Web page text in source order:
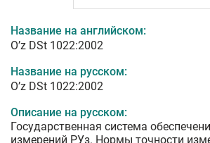
Название на английском:
O’z DSt 1022:2002
Название на русском:
O’z DSt 1022:2002
Описание на русском:
Государственная система
измерений РУз. Нормы точности